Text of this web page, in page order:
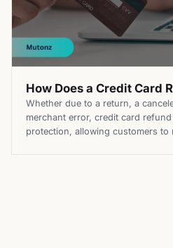
How Does a Credit Card
Whether due to a return, a
merchant error, credit card
protection, allowing customers to